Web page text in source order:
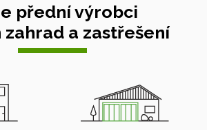
přední výrobci
zahrad a zastřešení